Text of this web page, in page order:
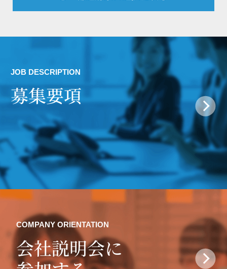
JOB DESCRIPTION
募集要項
COMPANY ORIENTATION
会社説明会に